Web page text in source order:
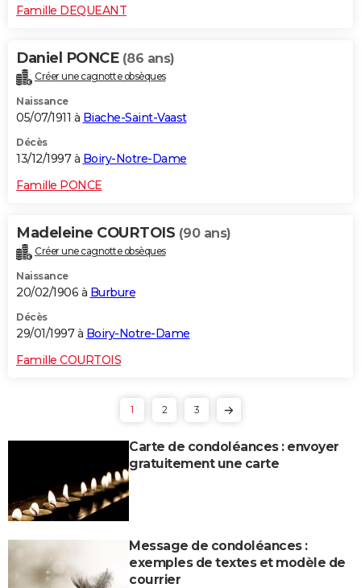
Famille DEQUEANT
Daniel PONCE (86 ans)
Créer une cagnotte obsèques
Naissance
05/07/1911 à Biache-Saint-Vaast
Décès
13/12/1997 à Boiry-Notre-Dame
Famille PONCE
Madeleine COURTOIS (90 ans)
Créer une cagnotte obsèques
Naissance
20/02/1906 à Burbure
Décès
29/01/1997 à Boiry-Notre-Dame
Famille COURTOIS
1 2 3
Carte de condoléances : envoyer
gratuitement une carte
Message de condoléances :
exemples de textes et modèle de
courrier